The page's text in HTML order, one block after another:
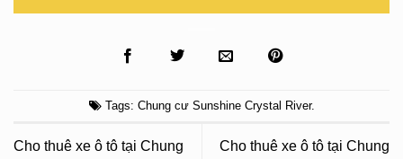
Tags: Chung cư Sunshine Crystal River.
Cho thuê xe ô tô tại Chung
Cho thuê xe ô tô tại Chung